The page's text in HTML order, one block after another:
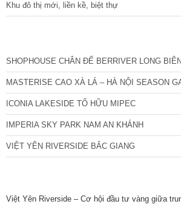
Khu đô thị mới, liền kề, biệt thự
SHOPHOUSE CHÂN ĐẾ BERRIVER LONG BIÊN
MASTERISE CAO XÀ LÁ – HÀ NỘI SEASON
ICONIA LAKESIDE TỐ HỮU MIPEC
IMPERIA SKY PARK NAM AN KHÁNH
VIỆT YÊN RIVERSIDE BẮC GIANG
Việt Yên Riverside – Cơ hội đầu tư vàng giữa